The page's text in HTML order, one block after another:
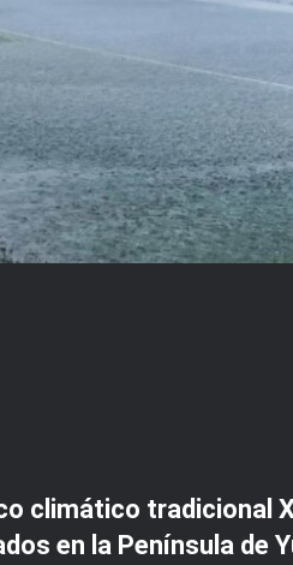
climático
en la Península de